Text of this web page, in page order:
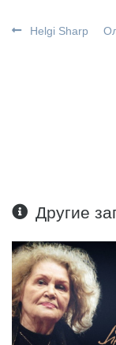
Helgi Sharp
Другие